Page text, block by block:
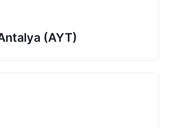
(AYT)